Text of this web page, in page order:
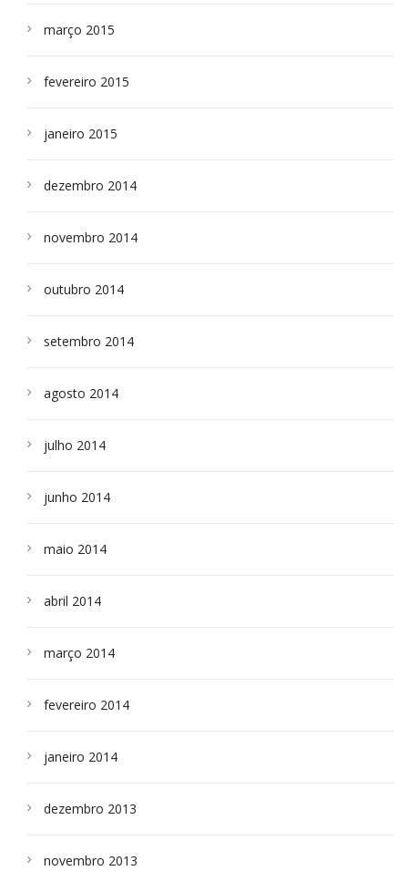
março 2015
fevereiro 2015
janeiro 2015
dezembro 2014
novembro 2014
outubro 2014
setembro 2014
agosto 2014
julho 2014
junho 2014
maio 2014
abril 2014
março 2014
fevereiro 2014
janeiro 2014
dezembro 2013
novembro 2013